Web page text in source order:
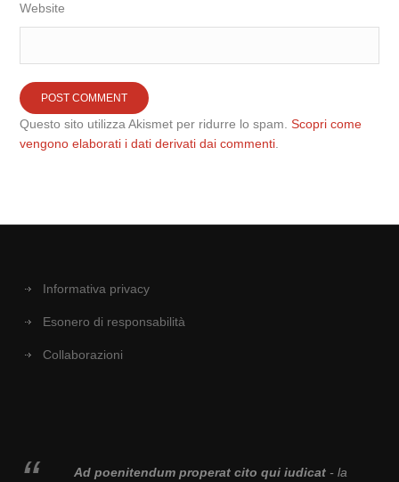
Website
Questo sito utilizza Akismet per ridurre lo spam.Scopri come
vengono elaborati i dati derivati dai commenti
Informativa privacy
Esonero di responsabilità
Collaborazioni
Ad poenitendum properat cito qui iudicat- la